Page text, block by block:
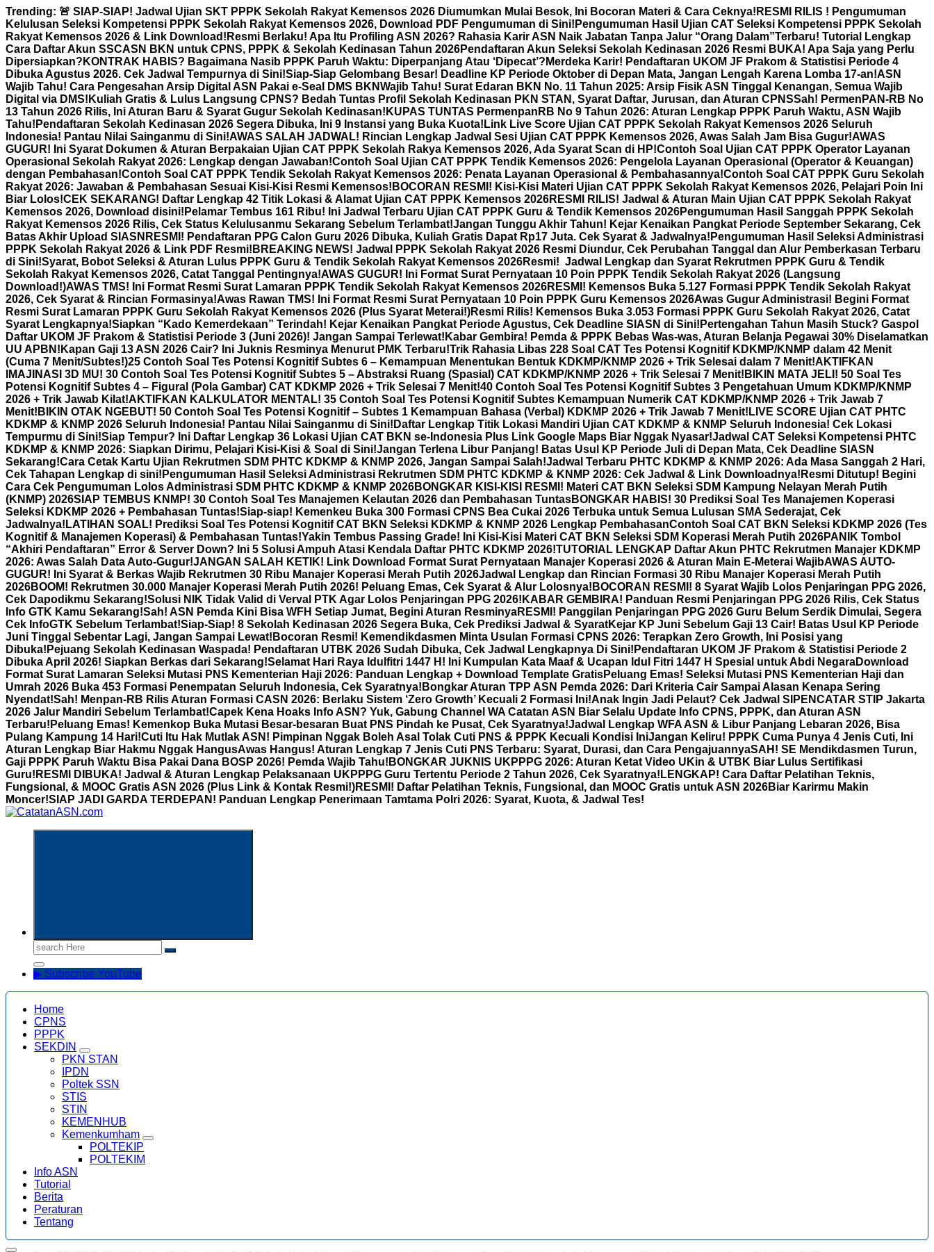
Skip
to
content
Trending: 🚨 SIAP-SIAP! Jadwal Ujian SKT PPPK Sekolah Rakyat Kemensos 2026 Diumumkan Mulai Besok, Ini Bocoran Materi & Cara Ceknya! RESMI RILIS ! Pengumuman
Kelulusan Seleksi Kompetensi PPPK Sekolah Rakyat Kemensos 2026, Download PDF Pengumuman di Sini! Pengumuman Hasil Ujian CAT Seleksi Kompetensi PPPK Sekolah
Rakyat Kemensos 2026 & Link Download! Resmi Berlaku! Apa Itu Profiling ASN 2026? Rahasia Karir ASN Naik Jabatan Tanpa Jalur “Orang Dalam”Terbaru! Tutorial Lengkap
Cara Daftar Akun SSCASN BKN untuk CPNS, PPPK & Sekolah Kedinasan Tahun 2026Pendaftaran Akun Seleksi Sekolah Kedinasan 2026 Resmi BUKA! Apa Saja yang Perlu
Dipersiapkan? KONTRAK HABIS? Bagaimana Nasib PPPK Paruh Waktu: Diperpanjang Atau ‘Dipecat’? Merdeka Karir! Pendaftaran UKOM JF Prakom & Statistisi Periode 4
Dibuka Agustus 2026. Cek Jadwal Tempurnya di Sini!Siap-Siap Gelombang Besar! Deadline KP Periode Oktober di Depan Mata, Jangan Lengah Karena Lomba 17-an!ASN
Wajib Tahu! Cara Pengesahan Arsip Digital ASN Pakai e-Seal DMS BKNWajib Tahu! Surat Edaran BKN No. 11 Tahun 2025: Arsip Fisik ASN Tinggal Kenangan, Semua Wajib
Digital via DMS! Kuliah Gratis & Lulus Langsung CPNS? Bedah Tuntas Profil Sekolah Kedinasan PKN STAN, Syarat Daftar, Jurusan, dan Aturan CPNSSah! PermenPAN-RB No
13 Tahun 2026 Rilis, Ini Aturan Baru & Syarat Gugur Sekolah Kedinasan! KUPAS TUNTAS PermenpanRB No 9 Tahun 2026: Aturan Lengkap PPPK Paruh Waktu, ASN Wajib
Tahu! Pendaftaran Sekolah Kedinasan 2026 Segera Dibuka, Ini 9 Instansi yang Buka Kuota! Link Live Score Ujian CAT PPPK Sekolah Rakyat Kemensos 2026 Seluruh
Indonesia! Pantau Nilai Sainganmu di Sini!AWAS SALAH JADWAL! Rincian Lengkap Jadwal Sesi Ujian CAT PPPK Kemensos 2026, Awas Salah Jam Bisa Gugur!AWAS
GUGUR! Ini Syarat Dokumen & Aturan Berpakaian Ujian CAT PPPK Sekolah Rakya Kemensos 2026, Ada Syarat Scan di HP!Contoh Soal Ujian CAT PPPK Operator Layanan
Operasional Sekolah Rakyat 2026: Lengkap dengan Jawaban!Contoh Soal Ujian CAT PPPK Tendik Kemensos 2026: Pengelola Layanan Operasional (Operator & Keuangan)
dengan Pembahasan!Contoh Soal CAT PPPK Tendik Sekolah Rakyat Kemensos 2026: Penata Layanan Operasional & Pembahasannya!Contoh Soal CAT PPPK Guru Sekolah
Rakyat 2026: Jawaban & Pembahasan Sesuai Kisi-Kisi Resmi Kemensos! BOCORAN RESMI! Kisi-Kisi Materi Ujian CAT PPPK Sekolah Rakyat Kemensos 2026, Pelajari Poin Ini
Biar Lolos!CEK SEKARANG! Daftar Lengkap 42 Titik Lokasi & Alamat Ujian CAT PPPK Kemensos 2026RESMI RILIS! Jadwal & Aturan Main Ujian CAT PPPK Sekolah Rakyat
Kemensos 2026, Download disini! Pelamar Tembus 161 Ribu! Ini Jadwal Terbaru Ujian CAT PPPK Guru & Tendik Kemensos 2026Pengumuman Hasil Sanggah PPPK Sekolah
Rakyat Kemensos 2026 Rilis, Cek Status Kelulusanmu Sekarang Sebelum Terlambat!Jangan Tunggu Akhir Tahun! Kejar Kenaikan Pangkat Periode September Sekarang, Cek
Batas Akhir Upload SIASN RESMI! Pendaftaran PPG Calon Guru 2026 Dibuka, Kuliah Gratis Dapat Rp17 Juta. Cek Syarat & Jadwalnya! Pengumuman Hasil Seleksi Administrasi
PPPK Sekolah Rakyat 2026 & Link PDF Resmi! BREAKING NEWS! Jadwal PPPK Sekolah Rakyat 2026 Resmi Diundur, Cek Perubahan Tanggal dan Alur Pemberkasan Terbaru
di Sini!Syarat, Bobot Seleksi & Aturan Lulus PPPK Guru & Tendik Sekolah Rakyat Kemensos 2026Resmi! Jadwal Lengkap dan Syarat Rekrutmen PPPK Guru & Tendik
Sekolah Rakyat Kemensos 2026, Catat Tanggal Pentingnya!AWAS GUGUR! Ini Format Surat Pernyataan 10 Poin PPPK Tendik Sekolah Rakyat 2026 (Langsung
Download!)AWAS TMS! Ini Format Resmi Surat Lamaran PPPK Tendik Sekolah Rakyat Kemensos 2026RESMI! Kemensos Buka 5.127 Formasi PPPK Tendik Sekolah Rakyat
2026, Cek Syarat & Rincian Formasinya!Awas Rawan TMS! Ini Format Resmi Surat Pernyataan 10 Poin PPPK Guru Kemensos 2026Awas Gugur Administrasi! Begini Format
Resmi Surat Lamaran PPPK Guru Sekolah Rakyat Kemensos 2026 (Plus Syarat Meterai!)Resmi Rilis! Kemensos Buka 3.053 Formasi PPPK Guru Sekolah Rakyat 2026, Catat
Syarat Lengkapnya!Siapkan “Kado Kemerdekaan” Terindah! Kejar Kenaikan Pangkat Periode Agustus, Cek Deadline SIASN di Sini! Pertengahan Tahun Masih Stuck? Gaspol
Daftar UKOM JF Prakom & Statistisi Periode 3 (Juni 2026)! Jangan Sampai Terlewat! Kabar Gembira! Pemda & PPPK Bebas Was-was, Aturan Belanja Pegawai 30% Diselamatkan
UU APBN! Kapan Gaji 13 ASN 2026 Cair? Ini Juknis Resminya Menurut PMK Terbaru!Trik Rahasia Libas 228 Soal CAT Tes Potensi Kognitif KDKMP/KNMP dalam 42 Menit
(Cuma 7 Menit/Subtes!)25 Contoh Soal Tes Potensi Kognitif Subtes 6 – Kemampuan Menentukan Bentuk KDKMP/KNMP 2026 + Trik Selesai dalam 7 Menit!AKTIFKAN
IMAJINASI 3D MU! 30 Contoh Soal Tes Potensi Kognitif Subtes 5 – Abstraksi Ruang (Spasial) CAT KDKMP/KNMP 2026 + Trik Selesai 7 Menit! BIKIN MATA JELI! 50 Soal Tes
Potensi Kognitif Subtes 4 – Figural (Pola Gambar) CAT KDKMP 2026 + Trik Selesai 7 Menit!40 Contoh Soal Tes Potensi Kognitif Subtes 3 Pengetahuan Umum KDKMP/KNMP
2026 + Trik Jawab Kilat!AKTIFKAN KALKULATOR MENTAL! 35 Contoh Soal Tes Potensi Kognitif Subtes Kemampuan Numerik CAT KDKMP/KNMP 2026 + Trik Jawab 7
Menit! BIKIN OTAK NGEBUT! 50 Contoh Soal Tes Potensi Kognitif – Subtes 1 Kemampuan Bahasa (Verbal) KDKMP 2026 + Trik Jawab 7 Menit! LIVE SCORE Ujian CAT PHTC
KDKMP & KNMP 2026 Seluruh Indonesia! Pantau Nilai Sainganmu di Sini! Daftar Lengkap Titik Lokasi Mandiri Ujian CAT KDKMP & KNMP Seluruh Indonesia! Cek Lokasi
Tempurmu di Sini!Siap Tempur? Ini Daftar Lengkap 36 Lokasi Ujian CAT BKN se-Indonesia Plus Link Google Maps Biar Nggak Nyasar!Jadwal CAT Seleksi Kompetensi PHTC
KDKMP & KNMP 2026: Siapkan Dirimu, Pelajari Kisi-Kisi & Soal di Sini!Jangan Terlena Libur Panjang! Batas Usul KP Periode Juli di Depan Mata, Cek Deadline SIASN
Sekarang!Cara Cetak Kartu Ujian Rekrutmen SDM PHTC KDKMP & KNMP 2026, Jangan Sampai Salah!Jadwal Terbaru PHTC KDKMP & KNMP 2026: Ada Masa Sanggah 2 Hari,
Cek Tahapan Lengkap di sini! Pengumuman Hasil Seleksi Administrasi Rekrutmen SDM PHTC KDKMP & KNMP 2026: Cek Jadwal & Link Downloadnya! Resmi Ditutup! Begini
Cara Cek Pengumuman Lolos Administrasi SDM PHTC KDKMP & KNMP 2026BONGKAR KISI-KISI RESMI! Materi CAT BKN Seleksi SDM Kampung Nelayan Merah Putih
(KNMP) 2026SIAP TEMBUS KNMP! 30 Contoh Soal Tes Manajemen Kelautan 2026 dan Pembahasan TuntasBONGKAR HABIS! 30 Prediksi Soal Tes Manajemen Koperasi
Seleksi KDKMP 2026 + Pembahasan Tuntas!Siap-siap! Kemenkeu Buka 300 Formasi CPNS Bea Cukai 2026 Terbuka untuk Semua Lulusan SMA Sederajat, Cek
Jadwalnya! LATIHAN SOAL! Prediksi Soal Tes Potensi Kognitif CAT BKN Seleksi KDKMP & KNMP 2026 Lengkap PembahasanContoh Soal CAT BKN Seleksi KDKMP 2026 (Tes
Kognitif & Manajemen Koperasi) & Pembahasan Tuntas!Yakin Tembus Passing Grade! Ini Kisi-Kisi Materi CAT BKN Seleksi SDM Koperasi Merah Putih 2026PANIK Tombol
“Akhiri Pendaftaran” Error & Server Down? Ini 5 Solusi Ampuh Atasi Kendala Daftar PHTC KDKMP 2026!TUTORIAL LENGKAP Daftar Akun PHTC Rekrutmen Manajer KDKMP
2026: Awas Salah Data Auto-Gugur!JANGAN SALAH KETIK! Link Download Format Surat Pernyataan Manajer Koperasi 2026 & Aturan Main E-Meterai WajibAWAS AUTO-
GUGUR! Ini Syarat & Berkas Wajib Rekrutmen 30 Ribu Manajer Koperasi Merah Putih 2026Jadwal Lengkap dan Rincian Formasi 30 Ribu Manajer Koperasi Merah Putih
2026BOOM! Rekrutmen 30.000 Manajer Koperasi Merah Putih 2026! Peluang Emas, Cek Syarat & Alur Lolosnya! BOCORAN RESMI! 8 Syarat Wajib Lolos Penjaringan PPG 2026,
Cek Dapodikmu Sekarang!Solusi NIK Tidak Valid di Verval PTK Agar Lolos Penjaringan PPG 2026! KABAR GEMBIRA! Panduan Resmi Penjaringan PPG 2026 Rilis, Cek Status
Info GTK Kamu Sekarang!Sah! ASN Pemda Kini Bisa WFH Setiap Jumat, Begini Aturan ResminyaRESMI! Panggilan Penjaringan PPG 2026 Guru Belum Serdik Dimulai, Segera
Cek InfoGTK Sebelum Terlambat!Siap-Siap! 8 Sekolah Kedinasan 2026 Segera Buka, Cek Prediksi Jadwal & SyaratKejar KP Juni Sebelum Gaji 13 Cair! Batas Usul KP Periode
Juni Tinggal Sebentar Lagi, Jangan Sampai Lewat! Bocoran Resmi! Kemendikdasmen Minta Usulan Formasi CPNS 2026: Terapkan Zero Growth, Ini Posisi yang
Dibuka! Pejuang Sekolah Kedinasan Waspada! Pendaftaran UTBK 2026 Sudah Dibuka, Cek Jadwal Lengkapnya Di Sini! Pendaftaran UKOM JF Prakom & Statistisi Periode 2
Dibuka April 2026! Siapkan Berkas dari Sekarang!Selamat Hari Raya Idulfitri 1447 H! Ini Kumpulan Kata Maaf & Ucapan Idul Fitri 1447 H Spesial untuk Abdi NegaraDownload
Format Surat Lamaran Seleksi Mutasi PNS Kementerian Haji 2026: Panduan Lengkap + Download Template GratisPeluang Emas! Seleksi Mutasi PNS Kementerian Haji dan
Umrah 2026 Buka 453 Formasi Penempatan Seluruh Indonesia, Cek Syaratnya! Bongkar Aturan TPP ASN Pemda 2026: Dari Kriteria Cair Sampai Alasan Kenapa Sering
Nyendat!Sah! Menpan-RB Rilis Aturan Formasi CASN 2026: Berlaku Sistem ‘Zero Growth’ Kecuali 2 Formasi Ini!Anak Ingin Jadi Pelaut? Cek Jadwal SIPENCATAR STIP Jakarta
2026 Jalur Mandiri Sebelum Terlambat!Capek Kena Hoaks Info ASN? Yuk, Gabung Channel WA Catatan ASN Biar Selalu Update Info CPNS, PPPK, dan Aturan ASN
Terbaru! Peluang Emas! Kemenkop Buka Mutasi Besar-besaran Buat PNS Pindah ke Pusat, Cek Syaratnya!Jadwal Lengkap WFA ASN & Libur Panjang Lebaran 2026, Bisa
Pulang Kampung 14 Hari!Cuti Itu Hak Mutlak ASN! Pimpinan Nggak Boleh Asal Tolak Cuti PNS & PPPK Kecuali Kondisi IniJangan Keliru! PPPK Cuma Punya 4 Jenis Cuti, Ini
Aturan Lengkap Biar Hakmu Nggak HangusAwas Hangus! Aturan Lengkap 7 Jenis Cuti PNS Terbaru: Syarat, Durasi, dan Cara PengajuannyaSAH! SE Mendikdasmen Turun,
Gaji PPPK Paruh Waktu Bisa Pakai Dana BOSP 2026! Pemda Wajib Tahu! BONGKAR JUKNIS UKPPPG 2026: Aturan Ketat Video UKin & UTBK Biar Lulus Sertifikasi
Guru! RESMI DIBUKA! Jadwal & Aturan Lengkap Pelaksanaan UKPPPG Guru Tertentu Periode 2 Tahun 2026, Cek Syaratnya! LENGKAP! Cara Daftar Pelatihan Teknis,
Fungsional, & MOOC Gratis ASN 2026 (Plus Link & Kontak Resmi!)RESMI! Daftar Pelatihan Teknis, Fungsional, dan MOOC Gratis untuk ASN 2026Biar Karirmu Makin
Moncer!SIAP JADI GARDA TERDEPAN! Panduan Lengkap Penerimaan Tamtama Polri 2026: Syarat, Kuota, & Jadwal Tes!
Search
for:
▶ Subscribe YouTube
Home
CPNS
PPPK
SEKDIN
PKN STAN
IPDN
Poltek SSN
STIS
STIN
KEMENHUB
Kemenkumham
POLTEKIP
POLTEKIM
Info ASN
Tutorial
Berita
Peraturan
Tentang